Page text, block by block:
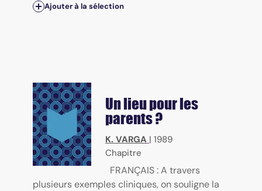
Ajouter à la sélection
Un lieu pour les
parents ?
K. VARGA | 1989
Chapitre
FRANÇAIS : A travers
plusieurs exemples cliniques, on souligne la